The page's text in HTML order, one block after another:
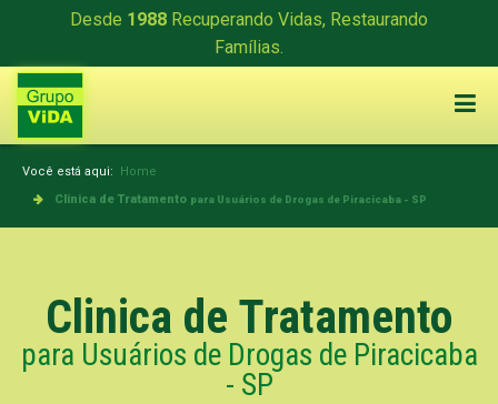
Desde 1988 Recuperando Vidas, Restaurando
Famílias.
Você está aqui: Home
Clinica de Tratamento para Usuários de Drogas de Piracicaba - SP
Clinica de Tratamento
para Usuários de Drogas de Piracicaba
- SP